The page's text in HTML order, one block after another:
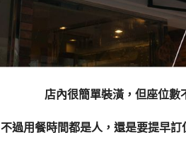
店內很簡單裝潢，但座位數
不過用餐時間都是人，還是要提早